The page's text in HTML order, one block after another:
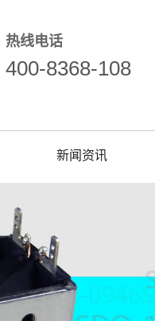
热线电话
400-8368-108
新闻资讯